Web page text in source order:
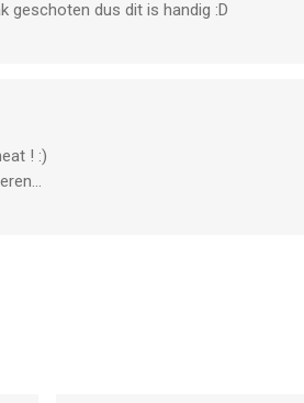
geschoten dus dit is handig :D
! :)